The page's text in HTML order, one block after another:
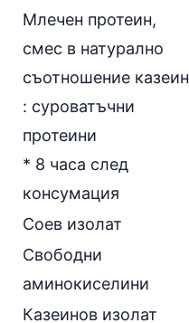
Млечен протеин,
смес в натурално
съотношение казеин
: суроватъчни
протеини
* 8 часа след
консумация
Соев изолат
Свободни
аминокиселини
Казеинов изолат